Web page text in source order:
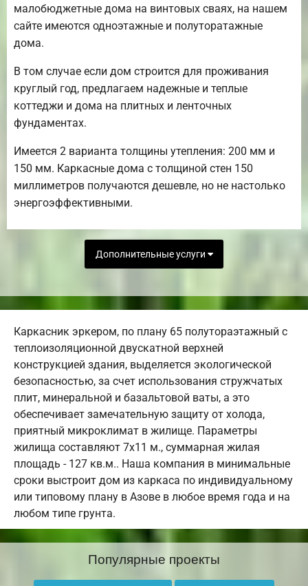
малобюджетные дома на винтовых сваях, на нашем
сайте имеются одноэтажные и полуторатажные
дома.
В том случае если дом строится для проживания
круглый год, предлагаем надежные и теплые
коттеджи и дома на плитных и ленточных
фундаментах.
Имеется 2 варианта толщины утепления: 200 мм и
150 мм. Каркасные дома с толщиной стен 150
миллиметров получаются дешевле, но не настолько
энергоэффективными.
Дополнительные услуги
Каркасник эркером, по плану 65 полутораэтажный с
теплоизоляционной двускатной верхней
конструкцией здания, выделяется экологической
безопасностью, за счет использования стружчатых
плит, минеральной и базальтовой ваты, а это
обеспечивает замечательную защиту от холода,
приятный микроклимат в жилище. Параметры
жилища составляют 7х11 м., суммарная жилая
площадь - 127 кв.м.. Наша компания в минимальные
сроки выстроит дом из каркаса по индивидуальному
или типовому плану в Азове в любое время года и на
любом типе грунта.
Популярные проекты